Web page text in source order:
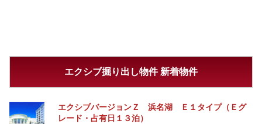
エクシブ掘り出し物件 新着物件
エクシブバージョンＺ 浜名湖 Ｅ１タイプ（Ｅグ
レード・占有日１３泊）